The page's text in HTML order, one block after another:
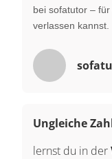
bei sofatutor –
verlassen kannst.
Ungleiche
lernst du in der